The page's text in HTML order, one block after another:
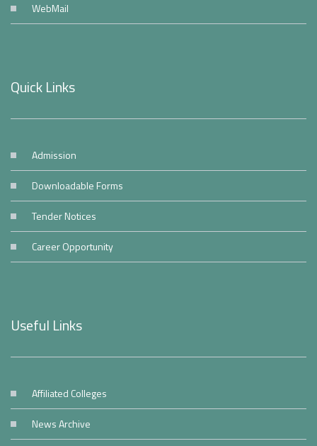
WebMail
Quick Links
Admission
Downloadable Forms
Tender Notices
Career Opportunity
Useful Links
Affiliated Colleges
News Archive